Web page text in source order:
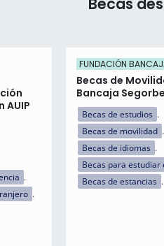
FUNDACIÓN
Becas de
Bancaja Segorbe
Becas de estudios
Becas de movilidad
Becas de idiomas
Becas para
Becas de estancias